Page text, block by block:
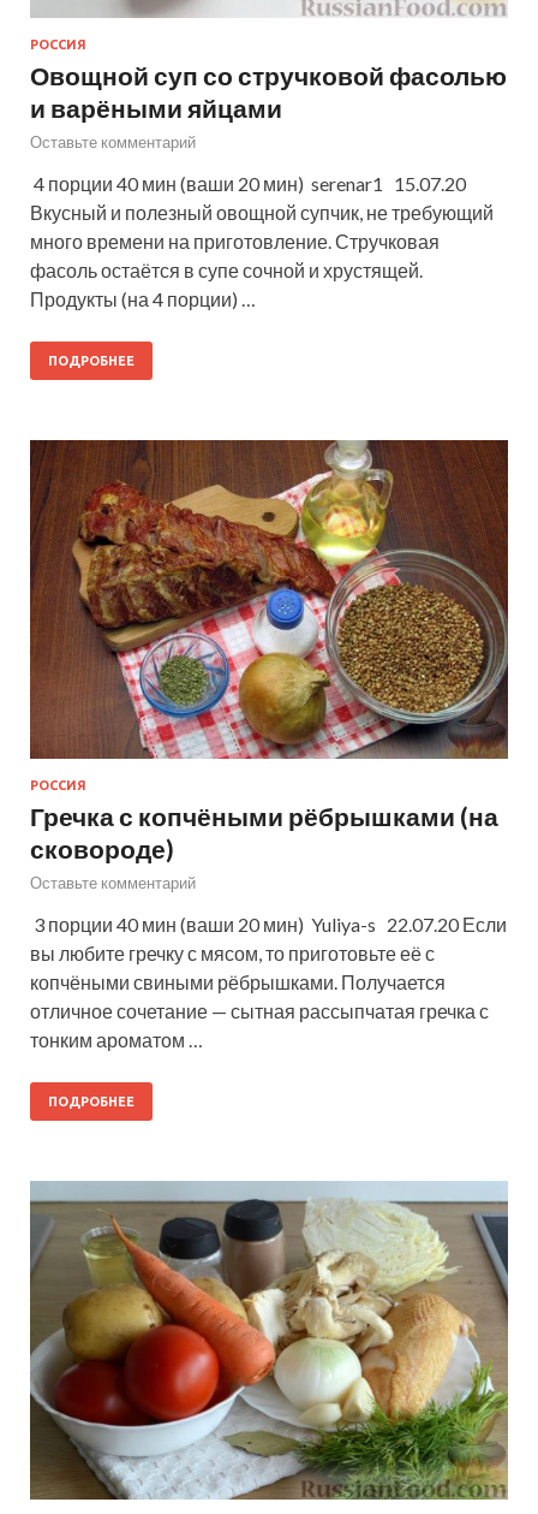
РОССИЯ
Овощной суп со стручковой фасолью
и варёными яйцами
Оставьте комментарий
4 порции 40 мин (ваши 20 мин) serenar1 15.07.20
Вкусный и полезный овощной супчик, не требующий
много времени на приготовление. Стручковая
фасоль остаётся в супе сочной и хрустящей.
Продукты (на 4 порции) …
ПОДРОБНЕЕ
РОССИЯ
Гречка с копчёными рёбрышками (на
сковороде)
Оставьте комментарий
3 порции 40 мин (ваши 20 мин) Yuliya-s 22.07.20 Если
вы любите гречку с мясом, то приготовьте её с
копчёными свиными рёбрышками. Получается
отличное сочетание — сытная рассыпчатая гречка с
тонким ароматом …
ПОДРОБНЕЕ